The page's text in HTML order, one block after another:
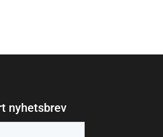
nyhetsbrev